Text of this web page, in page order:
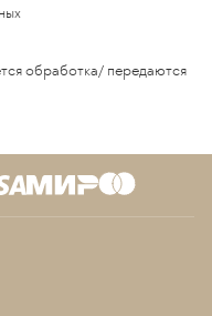
обработка/ передаются